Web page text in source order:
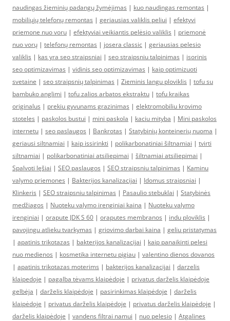
naudingas žieminių padangų žymėjimas | kuo naudingas remontas |
mobiliųjų telefonų remontas | geriausias valiklis peliui | efektyvi
priemone nuo voru | efektyviai veikiantis pelėsio valiklis | priemonė
nuo vorų | telefonų remontas | josera classic | geriausias pelesio
valiklis | kas yra seo straipsniai | seo straipsniu talpinimas | isorinis
seo optimizavimas | vidinis seo optimizavimas | kaip optimizuoti
svetaine | seo straipsnių talpinimas | Zieminis langu ploviklis | tofu su
bambuko anglimi | tofu zalios arbatos ekstraktu | tofu kraikas
originalus | prekiu gyvunams grazinimas | elektromobiliu krovimo
stoteles | paskolos bustui | mini paskola | kaciu mityba | Mini paskolos
internetu | seo paslaugos | Bankrotas | Statybinių konteinerių nuoma |
geriausi siltnamiai | kaip issirinkti | polikarbonatiniai šiltnamiai | tvirti
siltnamiai | polikarbonatiniai atsiliepimai | šiltnamiai atsiliepimai |
Spalvoti lęšiai | SEO paslaugos | SEO straipsniu talpinimas | Kaminu
valymo priemones | Bakterijos kanalizacijai | Idomus straipsniai |
Klinkeris | SEO straipsniu talpinimas | Pasaulio stebuklai | Statybinės
medžiagos | Nuoteku valymo irenginiai kaina | Nuoteku valymo
irenginiai | orapute JDK S 60 | oraputes membranos | indu ploviklis |
pavojingu atlieku tvarkymas | griovimo darbai kaina | geliu pristatymas
| apatinis trikotazas | bakterijos kanalizacijai | kaip panaikinti pelesi
nuo medienos | kosmetika internetu pigiau | valentino dienos dovanos
| apatinis trikotazas moterims | bakterijos kanalizacijai | darzelis
klaipedoje | pagalba tėvams klaipėdoje | privatus darželis klaipėdoje
gelbėja | darželis klaipėdoje | pasirinkimas klaipėdoje | darželis
klaipėdoje | privatus darželis klaipėdoje | privatus darželis klaipėdoje |
darželis klaipėdoje | vandens filtrai namui | nuo pelesio | Atgalines